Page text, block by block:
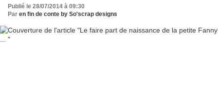
Publié le 28/07/2014 à 09:30
Par en fin de conte by So'scrap designs